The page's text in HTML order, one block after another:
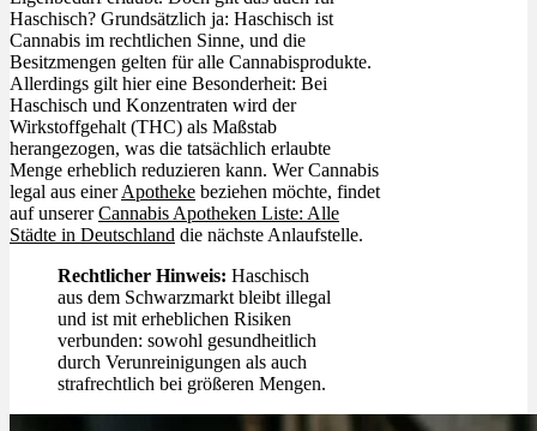
Haschisch? Grundsätzlich ja: Haschisch ist
Cannabis im rechtlichen Sinne, und die
Besitzmengen gelten für alle Cannabisprodukte.
Allerdings gilt hier eine Besonderheit: Bei
Haschisch und Konzentraten wird der
Wirkstoffgehalt (THC) als Maßstab
herangezogen, was die tatsächlich erlaubte
Menge erheblich reduzieren kann. Wer Cannabis
legal aus einerApotheke beziehen möchte, findet
auf unsererCannabis Apotheken Liste: Alle
Städte in Deutschland die nächste Anlaufstelle.
Rechtlicher Hinweis: Haschisch
aus dem Schwarzmarkt bleibt illegal
und ist mit erheblichen Risiken
verbunden: sowohl gesundheitlich
durch Verunreinigungen als auch
strafrechtlich bei größeren Mengen.